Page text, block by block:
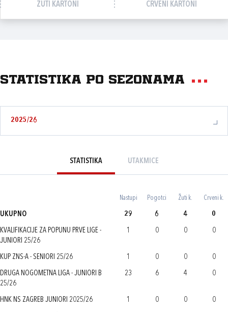
ŽUTI KARTONI CRVENI KARTONI
Statistika po sezonama
2025/26
STATISTIKA UTAKMICE
Nastupi Pogotci Žuti k. Crveni k.
UKUPNO 29 6 4 0
KVALIFIKACIJE ZA POPUNU PRVE LIGE -
JUNIORI 25/26
1 0 0 0
KUP ZNS-A - SENIORI 25/26 1 0 0 0
DRUGA NOGOMETNA LIGA - JUNIORI B
25/26
23 6 4 0
HNK NS ZAGREB JUNIORI 2025/26 1 0 0 0